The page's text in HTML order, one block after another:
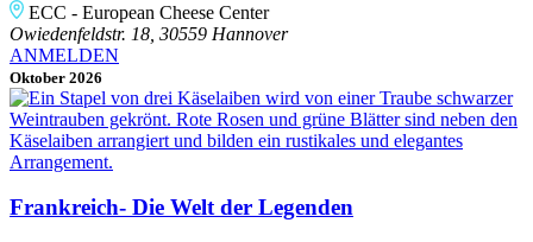
ECC - European Cheese Center
Owiedenfeldstr. 18, 30559 Hannover
ANMELDEN
Oktober 2026
Frankreich- Die Welt der Legenden